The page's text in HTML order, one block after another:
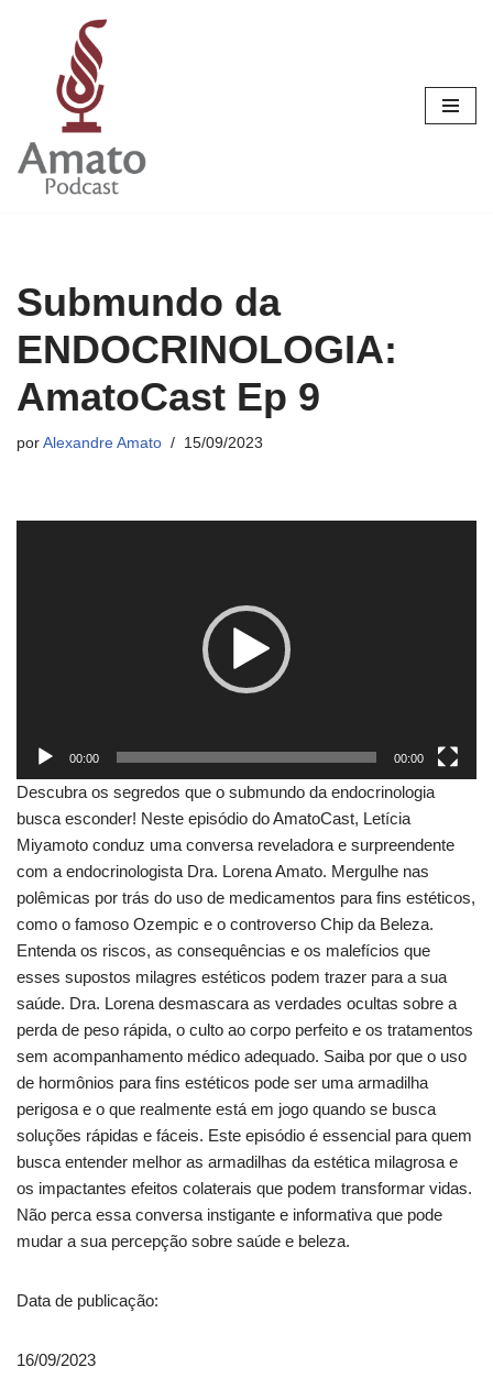
conteúdo
Submundo da
ENDOCRINOLOGIA:
AmatoCast Ep 9
por Alexandre Amato 15/09/2023
í
d
e
o
00:00 00:00
Descubra os segredos que o submundo da endocrinologia
busca esconder! Neste episódio do AmatoCast, Letícia
Miyamoto conduz uma conversa reveladora e surpreendente
com a endocrinologista Dra. Lorena Amato. Mergulhe nas
polêmicas por trás do uso de medicamentos para fins estéticos,
como o famoso Ozempic e o controverso Chip da Beleza.
Entenda os riscos, as consequências e os malefícios que
esses supostos milagres estéticos podem trazer para a sua
saúde. Dra. Lorena desmascara as verdades ocultas sobre a
perda de peso rápida, o culto ao corpo perfeito e os tratamentos
sem acompanhamento médico adequado. Saiba por que o uso
de hormônios para fins estéticos pode ser uma armadilha
perigosa e o que realmente está em jogo quando se busca
soluções rápidas e fáceis. Este episódio é essencial para quem
busca entender melhor as armadilhas da estética milagrosa e
os impactantes efeitos colaterais que podem transformar vidas.
Não perca essa conversa instigante e informativa que pode
mudar a sua percepção sobre saúde e beleza.
Data de publicação:
16/09/2023